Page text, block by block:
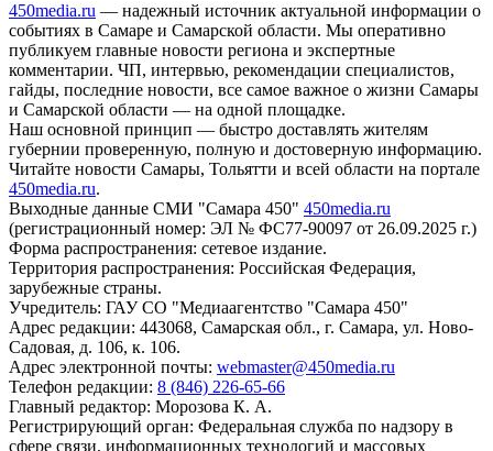
450media.ru — надежный источник актуальной информации о
событиях в Самаре и Самарской области. Мы оперативно
публикуем главные новости региона и экспертные
комментарии. ЧП, интервью, рекомендации специалистов,
гайды, последние новости, все самое важное о жизни Самары
и Самарской области — на одной площадке.
Наш основной принцип — быстро доставлять жителям
губернии проверенную, полную и достоверную информацию.
Читайте новости Самары, Тольятти и всей области на портале
450media.ru.
Выходные данные СМИ "Самара 450" 450media.ru
(регистрационный номер: ЭЛ № ФС77-90097 от 26.09.2025 г.)
Форма распространения: сетевое издание.
Территория распространения: Российская Федерация,
зарубежные страны.
Учредитель: ГАУ СО "Медиаагентство "Самара 450"
Адрес редакции: 443068, Самарская обл., г. Самара, ул. Ново-
Садовая, д. 106, к. 106.
Адрес электронной почты: webmaster@450media.ru
Телефон редакции: 8 (846) 226-65-66
Главный редактор: Морозова К. А.
Регистрирующий орган: Федеральная служба по надзору в
сфере связи, информационных технологий и массовых